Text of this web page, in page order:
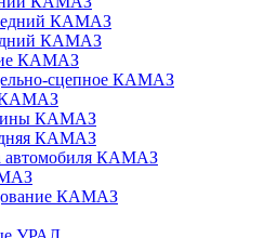
КАМАЗ
КАМАЗ
КАМАЗ
сцепное КАМАЗ
КАМАЗ
КАМАЗ
КАМАЗ
автомобиля КАМАЗ
КАМАЗ